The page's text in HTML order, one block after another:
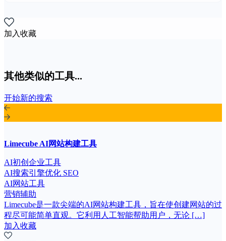
加入收藏
其他类似的工具...
开始新的搜索
Limecube AI网站构建工具
AI初创企业工具
AI搜索引擎优化 SEO
AI网站工具
营销辅助
Limecube是一款尖端的AI网站构建工具，旨在使创建网站的过
程尽可能简单直观。它利用人工智能帮助用户，无论 […]
加入收藏